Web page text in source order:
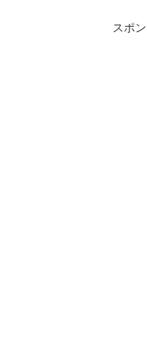
スポ